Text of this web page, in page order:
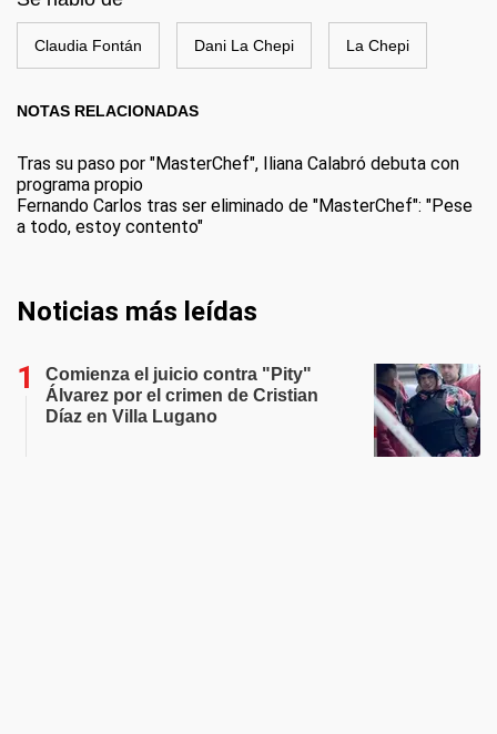
Claudia Fontán Dani La Chepi La Chepi
NOTAS RELACIONADAS
Tras su paso por "MasterChef", Iliana Calabró debuta con
programa propio
Fernando Carlos tras ser eliminado de "MasterChef": "Pese
a todo, estoy contento"
Noticias más leídas
Comienza el juicio contra "Pity"
Álvarez por el crimen de Cristian
Díaz en Villa Lugano